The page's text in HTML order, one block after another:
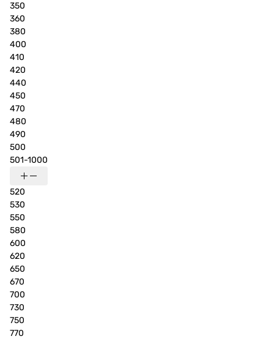
350
360
380
400
410
420
440
450
470
480
490
500
501-1000
520
530
550
580
600
620
650
670
700
730
750
770